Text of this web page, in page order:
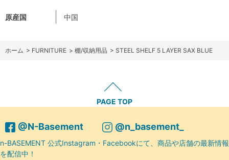
原産国 中国
ホーム > FURNITURE > 棚/収納用品 > STEEL SHELF 5 LAYER SAX BLUE
PAGE TOP
@N-Basement @n_basement_
n-BASEMENT 公式Instagram・Facebookにて、商品や店舗の最新情報
を配信中！